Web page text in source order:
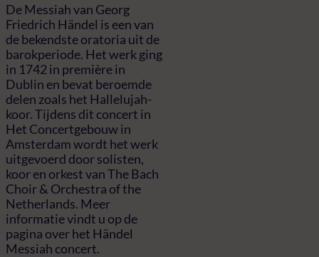
De Messiah van Georg
Friedrich Händel is een van
de bekendste oratoria uit de
barokperiode. Het werk ging
in 1742 in première in
Dublin en bevat beroemde
delen zoals het Hallelujah-
koor. Tijdens dit concert in
Het Concertgebouw in
Amsterdam wordt het werk
uitgevoerd door solisten,
koor en orkest van The Bach
Choir & Orchestra of the
Netherlands. Meer
informatie vindt u op de
pagina over het Händel
Messiah concert.